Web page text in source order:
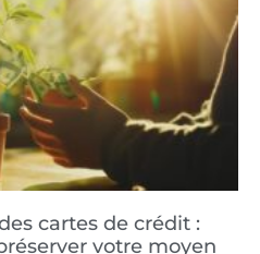
cartes de crédit :
votre moyen